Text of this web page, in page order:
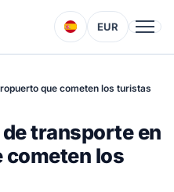
EUR
que cometen los turistas
transporte en
cometen los